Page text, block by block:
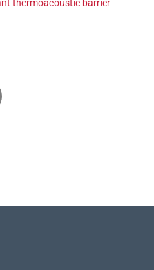
thermoacoustic barrier